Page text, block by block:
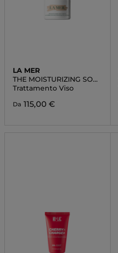
LA MER
THE MOISTURIZING SOFT
CREAM
Trattamento Viso
Da 115,00 €